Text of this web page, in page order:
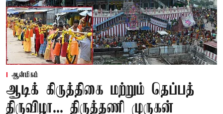
ஆன்மிகம்
ஆடிக் கிருத்திகை மற்றும் தெப்பத்
திருவிழா... திருத்தணி முருகன்